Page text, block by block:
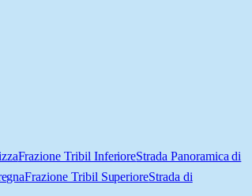
Frazione Tribil InferioreStrada Panoramica di
Frazione Tribil SuperioreStrada di